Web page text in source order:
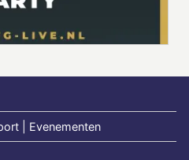
| Evenementen